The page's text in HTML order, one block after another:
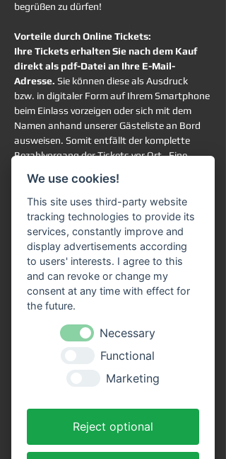
begrüßen zu dürfen!
Vorteile durch Online Tickets:
Ihre Tickets erhalten Sie nach dem Kauf
direkt als pdf-Datei an Ihre E-Mail-
Adresse. Sie können diese als Ausdruck
bzw. in digitaler Form auf Ihrem Smartphone
beim Einlass vorzeigen oder sich mit dem
Namen anhand unserer Gästeliste an Bord
ausweisen. Somit entfällt der komplette
Bezahlvorgang der Tickets vor Ort.  Eine
Teilnahme an der ausgewählten Schifffahrt.
Sie haben trotzdem vollkommen freie
Platzwahl an Bord.
Rechtlicher Hinweis:
Ein gesetzliches Widerrufsrecht für
terminbezogene Freizeitveranstaltungen
besteht grundsätzlich nicht. Die Rückgabe,
der Umtausch oder eine Stornierung der
ausgeschlossen.
Erwachsene (Rundfahrt)
We use cookies!
This site uses third-party website
tracking technologies to provide its
services, constantly improve and
display advertisements according
to users' interests. I agree to this
and can revoke or change my
consent at any time with effect for
the future.
Necessary
Functional
Marketing
Reject optional